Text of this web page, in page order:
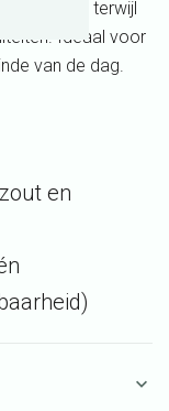
omgeving, terwijl
Ideaal voor
van de dag.
en